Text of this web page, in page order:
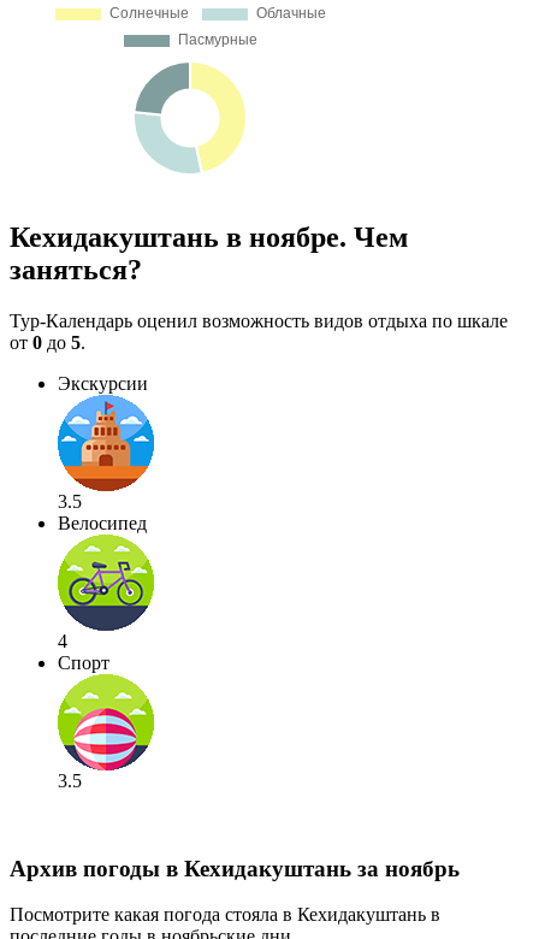
Кехидакуштань в ноябре. Чем
заняться?
Тур-Календарь оценил возможность видов отдыха по шкале
от 0 до 5.
Экскурсии
3.5
Велосипед
4
Спорт
3.5
Архив погоды в Кехидакуштань за ноябрь
Посмотрите какая погода стояла в Кехидакуштань в